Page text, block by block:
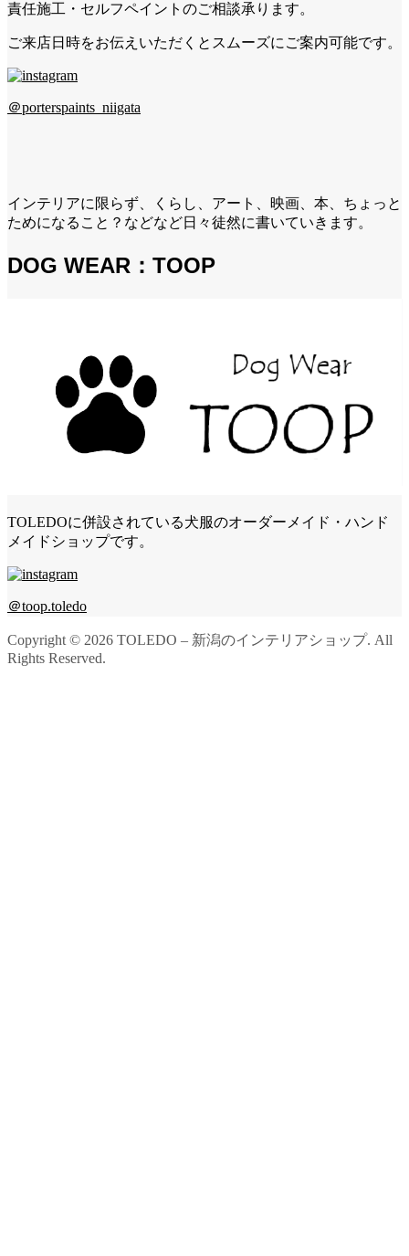
責任施工・セルフペイントのご相談承ります。
ご来店日時をお伝えいただくとスムーズにご案内可能です。
＠porterspaints_niigata
インテリアに限らず、くらし、アート、映画、本、ちょっと
ためになること？などなど日々徒然に書いていきます。
DOG WEAR：TOOP
TOLEDOに併設されている犬服のオーダーメイド・ハンド
メイドショップです。
＠toop.toledo
Copyright © 2026 TOLEDO – 新潟のインテリアショップ. All
Rights Reserved.